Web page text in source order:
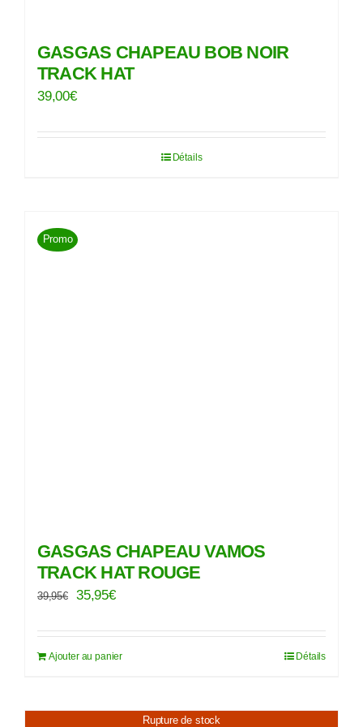
GASGAS CHAPEAU BOB NOIR
TRACK HAT
39,00€
Détails
Promo
GASGAS CHAPEAU VAMOS
TRACK HAT ROUGE
39,95€
Le
initial
était :
35,95€Le
actuel
est :
Ajouter au panier Détails
Rupture de stock